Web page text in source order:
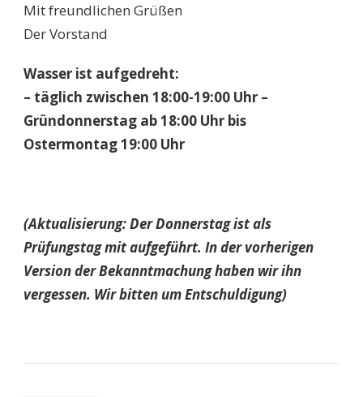
Mit freundlichen Grüßen
Der Vorstand
Wasser ist aufgedreht:
– täglich zwischen 18:00-19:00 Uhr –
Gründonnerstag ab 18:00 Uhr bis
Ostermontag 19:00 Uhr
(Aktualisierung: Der Donnerstag ist als
Prüfungstag mit aufgeführt. In der vorherigen
Version der Bekanntmachung haben wir ihn
vergessen. Wir bitten um Entschuldigung)